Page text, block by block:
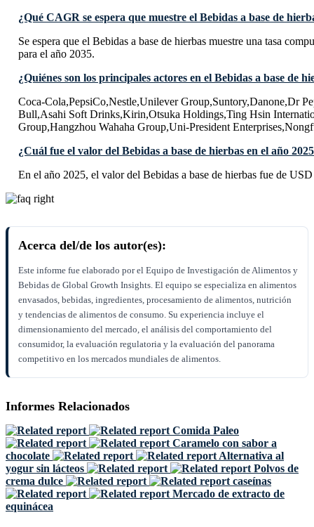
¿Qué CAGR se espera que muestre el Bebidas a base de
Se espera que el Bebidas a base de hierbas muestre una tasa
para el año 2035.
¿Quiénes son los principales actores en el Bebidas a base de
Coca-Cola,PepsiCo,Nestle,Unilever Group,Suntory,Danone,Dr
Bull,Asahi Soft Drinks,Kirin,Otsuka Holdings,Ting Hsin
Group,Hangzhou Wahaha Group,Uni-President
¿Cuál fue el valor del Bebidas a base de hierbas en el año
En el año 2025, el valor del Bebidas a base de hierbas fue de
Acerca del/de los autor(es):
Este informe fue elaborado por el Equipo de Investigación de Alimentos y
Bebidas de Global Growth Insights. El equipo se especializa en alimentos
envasados, bebidas, ingredientes, procesamiento de alimentos, nutrición
y tendencias de alimentos de consumo. Su experiencia incluye el
dimensionamiento del mercado, el análisis del comportamiento del
consumidor, la evaluación regulatoria y la evaluación del panorama
competitivo en los mercados mundiales de alimentos.
Informes Relacionados
Comida Paleo
Caramelo con sabor a
chocolate
Alternativa al
yogur sin lácteos
Polvos de
crema dulce
caseínas
Mercado de extracto de
equinácea